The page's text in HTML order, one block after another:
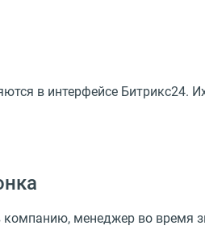
в интерфейсе
компанию, менеджер во время